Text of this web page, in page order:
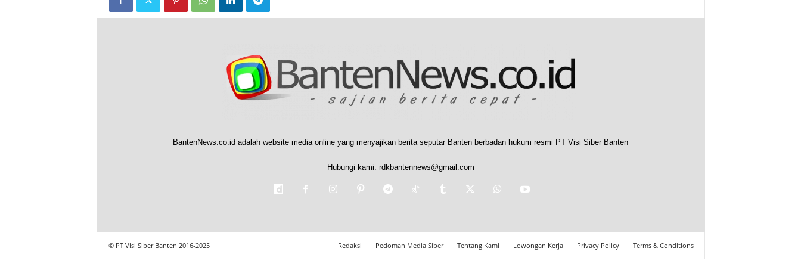
BantenNews.co.id adalah website media online yang menyajikan berita seputar Banten berbadan hukum resmi PT Visi Siber Banten
Hubungi kami: rdkbantennews@gmail.com
Redaksi Pedoman Media Siber Tentang Kami Lowongan Kerja Privacy Policy Terms & Conditions
© PT Visi Siber Banten 2016-2025